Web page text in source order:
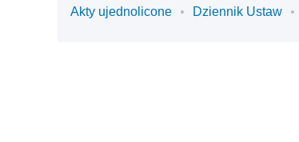
Akty ujednolicone Dziennik Ustaw